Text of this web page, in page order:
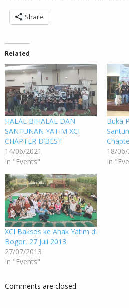
Share
Related
HALAL BIHALAL DAN
SANTUNAN YATIM XCI
CHAPTER D’BEST
14/06/2021
In "Events"
Buka
18/
In
XCI Baksos ke Anak Yatim di
Bogor, 27 Juli 2013
27/07/2013
In "Events"
Comments are closed.